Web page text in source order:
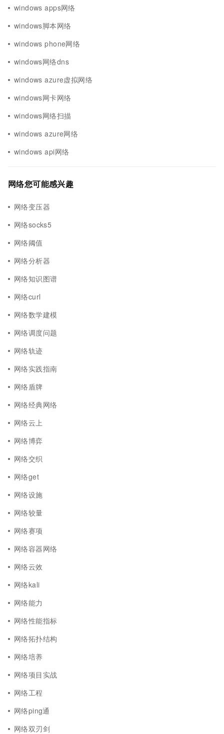
windows apps网络
windows脚本网络
windows phone网络
windows网络dns
windows azure虚拟网络
windows网卡网络
windows网络扫描
windows azure网络
windows api网络
网络您可能感兴趣
网络变压器
网络socks5
网络阈值
网络分析器
网络知识图谱
网络curl
网络数学建模
网络调度问题
网络轨迹
网络实践指南
网络盾牌
网络经典网络
网络云上
网络博弈
网络交织
网络get
网络设施
网络较量
网络赛项
网络容器网络
网络云效
网络kali
网络能力
网络性能指标
网络拓扑结构
网络培养
网络项目实战
网络工程
网络ping通
网络双刃剑